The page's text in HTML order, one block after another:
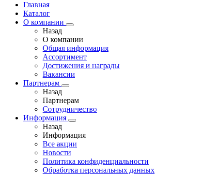
Главная
Каталог
О компании
Назад
О компании
Общая информация
Ассортимент
Достижения и награды
Вакансии
Партнерам
Назад
Партнерам
Сотрудничество
Информация
Назад
Информация
Все акции
Новости
Политика конфиденциальности
Обработка персональных данных